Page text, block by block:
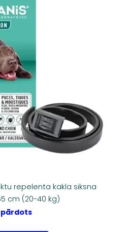
repelenta kakla siksna
cm (20-40 kg)